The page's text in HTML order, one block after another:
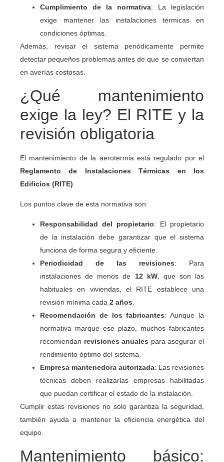
Cumplimiento de la normativa: La legislación
exige mantener las instalaciones térmicas en
condiciones óptimas.
Además, revisar el sistema periódicamente permite
detectar pequeños problemas antes de que se conviertan
en averías costosas.
¿Qué mantenimiento
exige la ley? El RITE y la
revisión obligatoria
El mantenimiento de la aerotermia está regulado por el
Reglamento de Instalaciones Térmicas en los
Edificios (RITE)
Los puntos clave de esta normativa son:
Responsabilidad del propietario: El propietario
de la instalación debe garantizar que el sistema
funciona de forma segura y eficiente.
Periodicidad de las revisiones: Para
instalaciones de menos de 12 kW, que son las
habituales en viviendas, el RITE establece una
revisión mínima cada 2 años.
Recomendación de los fabricantes: Aunque la
normativa marque ese plazo, muchos fabricantes
recomiendan revisiones anuales para asegurar el
rendimiento óptimo del sistema.
Empresa mantenedora autorizada: Las revisiones
técnicas deben realizarlas empresas habilitadas
que puedan certificar el estado de la instalación.
Cumplir estas revisiones no solo garantiza la seguridad,
también ayuda a mantener la eficiencia energética del
equipo.
Mantenimiento básico: